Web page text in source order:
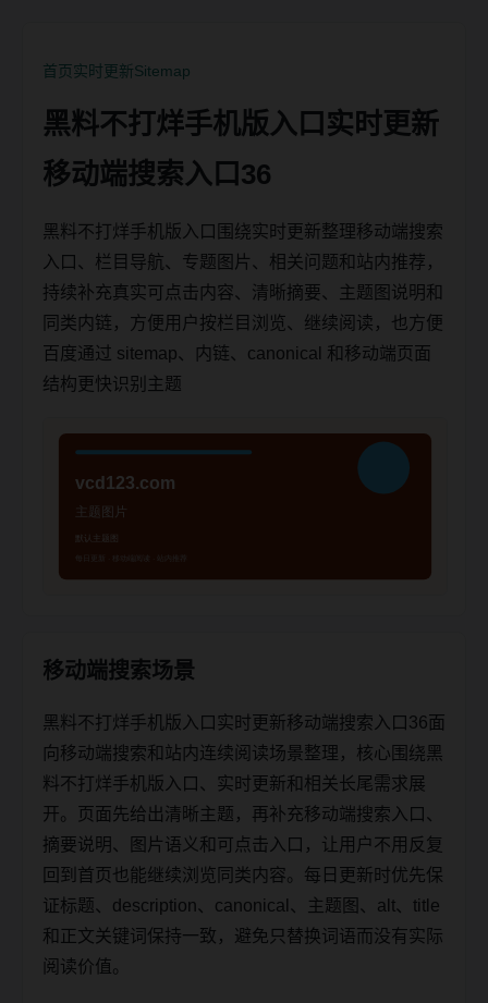
首页实时更新Sitemap
黑料不打烊手机版入口实时更新
移动端搜索入口36
黑料不打烊手机版入口围绕实时更新整理移动端搜索
入口、栏目导航、专题图片、相关问题和站内推荐，
持续补充真实可点击内容、清晰摘要、主题图说明和
同类内链，方便用户按栏目浏览、继续阅读，也方便
百度通过 sitemap、内链、canonical 和移动端页面
结构更快识别主题
移动端搜索场景
黑料不打烊手机版入口实时更新移动端搜索入口36面
向移动端搜索和站内连续阅读场景整理，核心围绕黑
料不打烊手机版入口、实时更新和相关长尾需求展
开。页面先给出清晰主题，再补充移动端搜索入口、
摘要说明、图片语义和可点击入口，让用户不用反复
回到首页也能继续浏览同类内容。每日更新时优先保
证标题、description、canonical、主题图、alt、title
和正文关键词保持一致，避免只替换词语而没有实际
阅读价值。